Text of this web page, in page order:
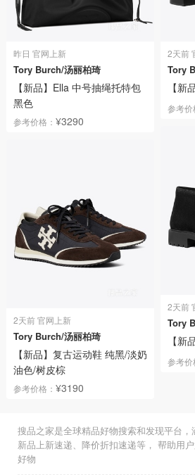
昨日 官网上新
Tory Burch/汤丽柏琦
【新品】Ella 中号抽绳托特包
黑色
参考价格： ¥3290
2天前
Tory
【新
参考
2天前
Tory
【新
参考
2天前 官网上新
Tory Burch/汤丽柏琦
【新品】复古运动鞋 纯黑/淡奶
油色/树皮棕
参考价格： ¥3190
搜品之家是全球精品好物搜索和发现平台
新品上新速递、降价折扣速递等， 帮助用
好物